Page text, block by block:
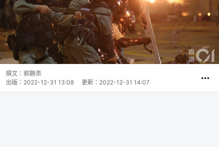
撰文： 郭顥添
出版： 2022-12-31 13:08 更新： 2022-12-31 14:07